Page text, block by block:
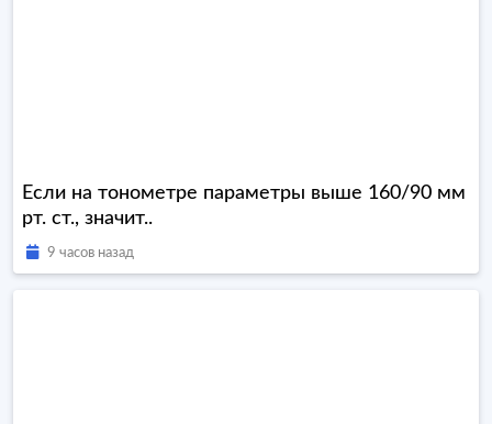
Если на тонометре параметры выше 160/90 мм
рт. ст., значит..
9 часов назад